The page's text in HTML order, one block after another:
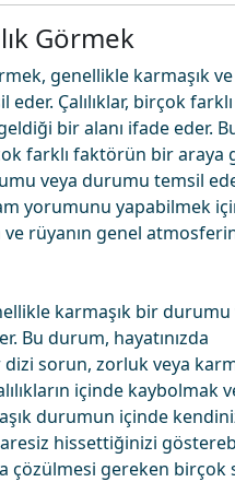
Görmek
genellikle karmaşık
Çalılıklar, birçok
bir alanı ifade eder.
farklı faktörün bir araya
veya durumu temsil
yorumunu yapabilmek için
ve rüyanın genel
karmaşık bir durumu
Bu durum, hayatınızda
dizi sorun, zorluk veya
içinde kaybolmak
durumun içinde
hissettiğinizi
çözülmesi gereken birçok